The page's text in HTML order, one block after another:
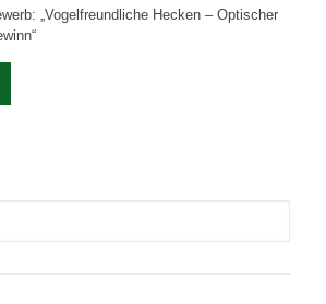
„Vogelfreundliche Hecken – Optischer